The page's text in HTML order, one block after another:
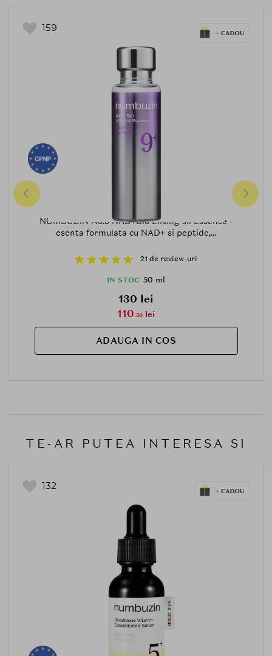
159
NUMBUZIN No.9 NAD+Bio Lifting-sil Essence -
esenta formulata cu NAD+ si peptide,...
21 de review-uri
IN STOC 50 ml
130 lei
110.50 lei
ADAUGA IN COS
TE-AR PUTEA INTERESA SI
132